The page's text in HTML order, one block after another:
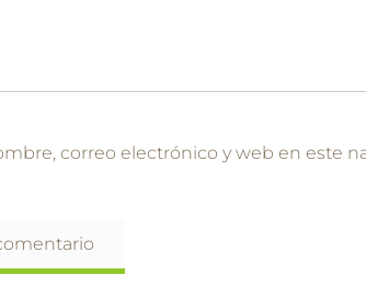
correo electrónico y web en este